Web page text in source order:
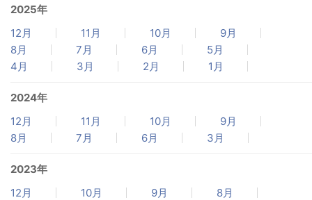
2025年
12月
11月 10月
9月
8月
7月 6月
5月
4月
3月 2月 1月
2024年
12月
11月 10月
9月
8月
7月 6月 3月
2023年
12月
10月 9月
8月